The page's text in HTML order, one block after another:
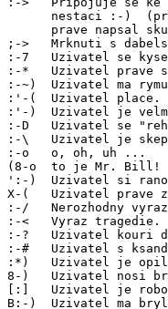
nestaci :-)
prave napsal
;->   Mrknuti s
:-7   Uzivatel se
:-*   Uzivatel prave
:-~)  Uzivatel ma
:'-(  Uzivatel place.
:'-)  Uzivatel je
:-D   Uzivatel se
:-\   Uzivatel je
:-o   o, oh, uh ...
(8-o  to je Mr. Bill!
':-)  Uzivatel si
X-(   Uzivatel prave
:-/   Nerozhodny
:-<   Vyraz tragedie.
:-?   Uzivatel kouri
:-#   Uzivatel s
:*)   Uzivatel je
8-)   Uzivatel nosi
[:]   Uzivatel je
B:-)  Uzivatel ma